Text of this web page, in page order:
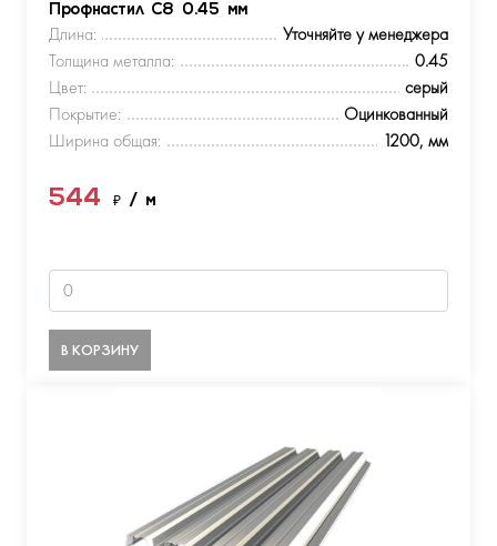
Профнастил С8 0.45 мм
Длина:
Уточняйте у менеджера
Толщина металла:
0.45
Цвет:
серый
Покрытие:
Оцинкованный
Ширина общая:
1200, мм
544 ₽ / м
В КОРЗИНУ